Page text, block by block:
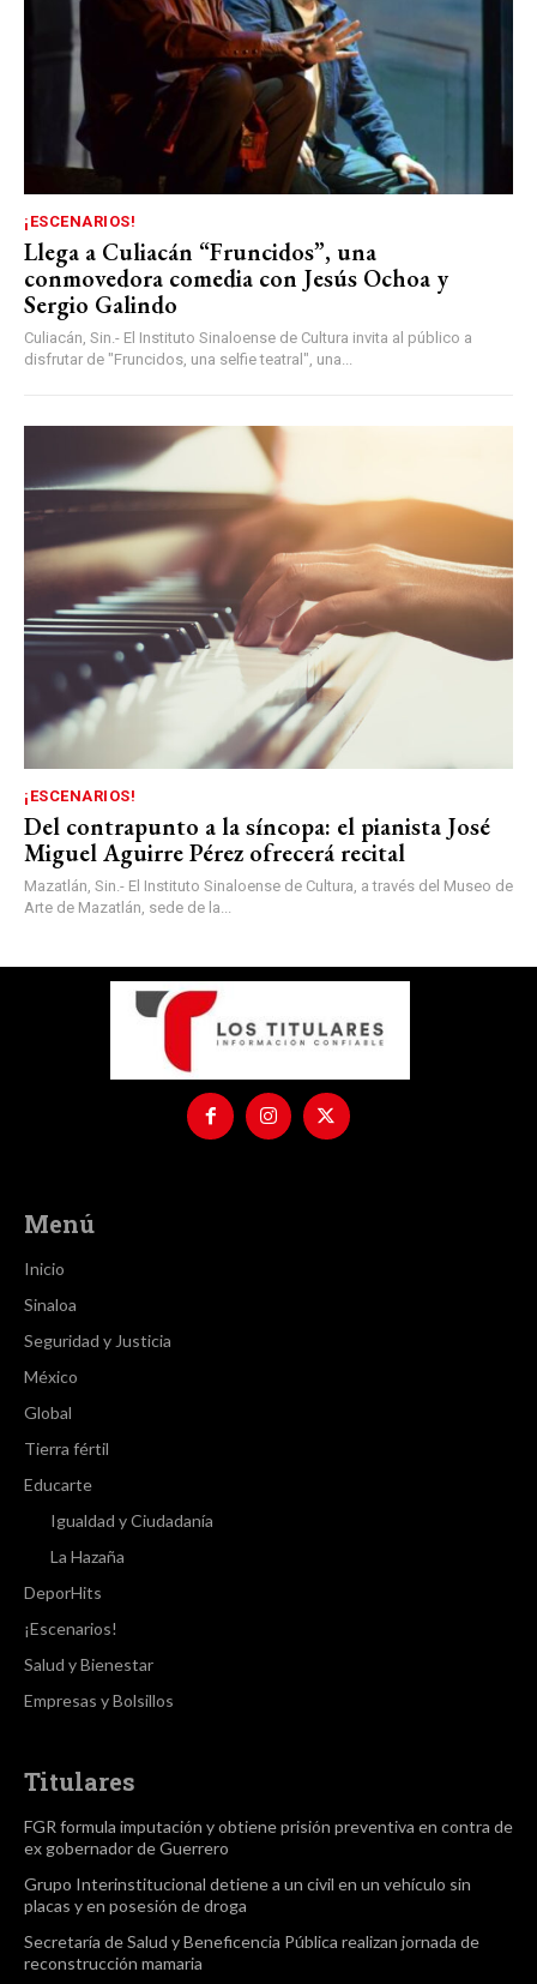
¡ESCENARIOS!
Llega a Culiacán “Fruncidos”, una
conmovedora comedia con Jesús Ochoa y
Sergio Galindo
Culiacán, Sin.- El Instituto Sinaloense de Cultura invita al público a
disfrutar de "Fruncidos, una selfie teatral", una...
¡ESCENARIOS!
Del contrapunto a la síncopa: el pianista José
Miguel Aguirre Pérez ofrecerá recital
Mazatlán, Sin.- El Instituto Sinaloense de Cultura, a través del Museo de
Arte de Mazatlán, sede de la...
Menú
Inicio
Sinaloa
Seguridad y Justicia
México
Global
Tierra fértil
Educarte
Igualdad y Ciudadanía
La Hazaña
DeporHits
¡Escenarios!
Salud y Bienestar
Empresas y Bolsillos
Titulares
FGR formula imputación y obtiene prisión preventiva en contra de
ex gobernador de Guerrero
Grupo Interinstitucional detiene a un civil en un vehículo sin
placas y en posesión de droga
Secretaría de Salud y Beneficencia Pública realizan jornada de
reconstrucción mamaria